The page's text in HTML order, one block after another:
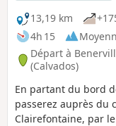
13,19 km
4h 15
Départ à
(Calvados)
En partant du bord
passerez auprès du
Clairefontaine, par